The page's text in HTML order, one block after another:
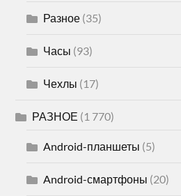
Разное (35)
Часы (93)
Чехлы (17)
РАЗНОЕ (1 770)
Android-планшеты (5)
Android-смартфоны (20)